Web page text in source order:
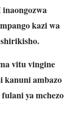
kazi wa
vitu vingine
kanuni ambazo
ya mchezo